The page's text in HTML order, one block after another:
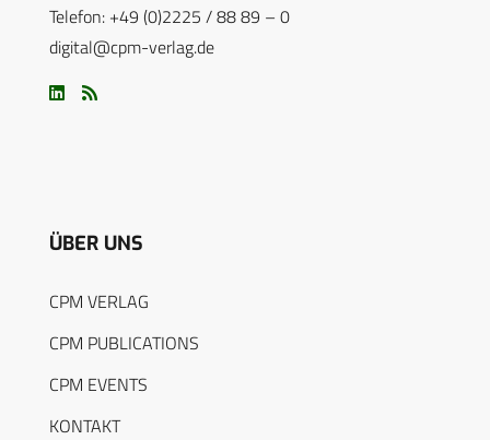
Telefon: +49 (0)2225 / 88 89 – 0
digital@cpm-verlag.de
ÜBER UNS
CPM VERLAG
CPM PUBLICATIONS
CPM EVENTS
KONTAKT